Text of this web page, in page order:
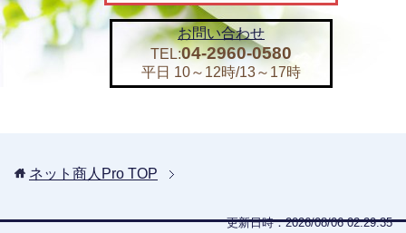
お問い合わせ
TEL:04-2960-0580
平日 10～12時/13～17時
ネット商人Pro TOP
更新日時：2026/08/06 02:29:35